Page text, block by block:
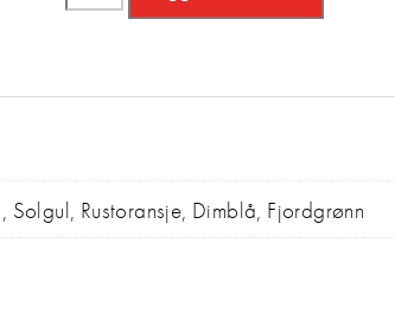
Rustoransje, Dimblå, Fjordgrønn